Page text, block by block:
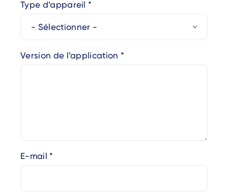
Type d’appareil
Version de l’application
E-mail